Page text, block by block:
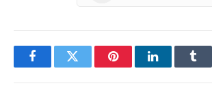
FacebookTwitter PinterestLinkedIn